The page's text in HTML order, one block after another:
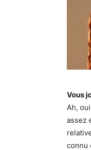
Vous
Ah,
assez
connu